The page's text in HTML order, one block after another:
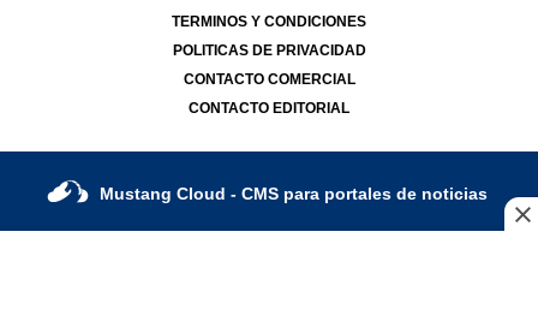
TERMINOS Y CONDICIONES
POLITICAS DE PRIVACIDAD
CONTACTO COMERCIAL
CONTACTO EDITORIAL
Mustang Cloud - CMS para portales de noticias